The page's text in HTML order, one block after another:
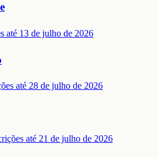
até 13 de julho de 2026
até 28 de julho de 2026
até 21 de julho de 2026